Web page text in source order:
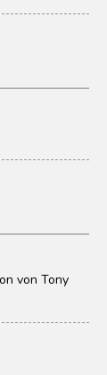
von Tony